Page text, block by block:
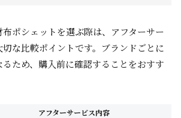
ポシェットを選ぶ際は、アフターサー
な比較ポイントです。ブランドごとに
ため、購入前に確認することをおすす
アフターサービス内容